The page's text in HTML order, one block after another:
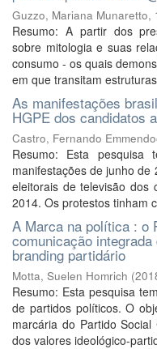
Guzzo, Mariana Munaretto,
Resumo: A partir dos
sobre mitologia e suas
consumo - os quais
em que transitam
As manifestações
HGPE dos candidatos
Castro, Fernando
Resumo: Esta
manifestações de junho
eleitorais de televisão dos
2014. Os protestos tinham
A Marca na política : o
comunicação
branding partidário
Motta, Suelen Homrich (
Resumo: Esta pesquisa
de partidos políticos. O
marcária do Partido
dos valores ideológico-